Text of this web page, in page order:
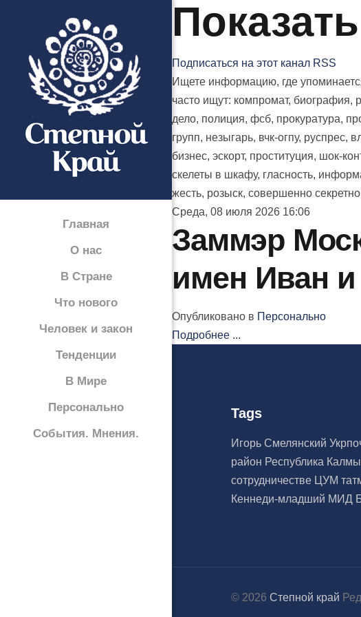
Главная
О нас
В Стране
Что нового
Человек и закон
Тенденции
В Мире
Персонально
События. Мнения.
Подписаться на этот канал RSS
Ищете информацию, где
часто ищут: компромат, биография,
дело, полиция, фсб, прокуратура,
групп, незыгарь, вчк-огпу,
бизнес, эскорт, проституция, шок-
скелеты в шкафу, гласность,
жесть, розыск, совершенно
Среда, 08 июля 2026 16:06
Заммэр
имен Иван
Опубликовано в Персонально
Подробнее ...
Tags
Игорь Смелянский
район Республика
сотрудничестве ЦУМ
Кеннеди-младший МИД
© 2026Степной край